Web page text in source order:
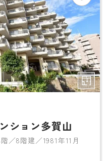
ション多賀山
／8階建／1981年11月